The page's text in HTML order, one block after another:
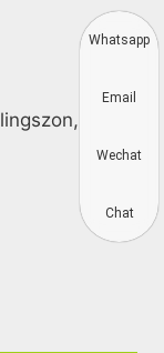
Whatsapp
Email
Wechat
Chat